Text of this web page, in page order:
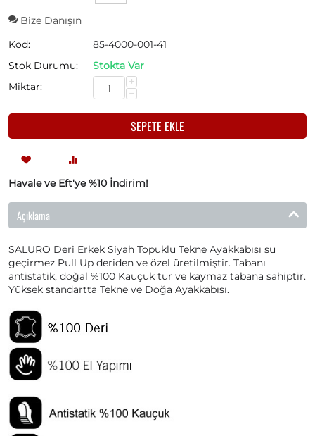
Bize Danışın
Kod:
85-4000-001-41
Stok Durumu:
Stokta Var
Miktar:
+
−
SEPETE EKLE
Havale ve Eft'ye %10 İndirim!
Açıklama
SALURO Deri Erkek Siyah Topuklu Tekne Ayakkabısı su
geçirmez Pull Up deriden ve özel üretilmiştir. Tabanı
antistatik, doğal %100 Kauçuk tur ve kaymaz tabana sahiptir.
Yüksek standartta Tekne ve Doğa Ayakkabısı.